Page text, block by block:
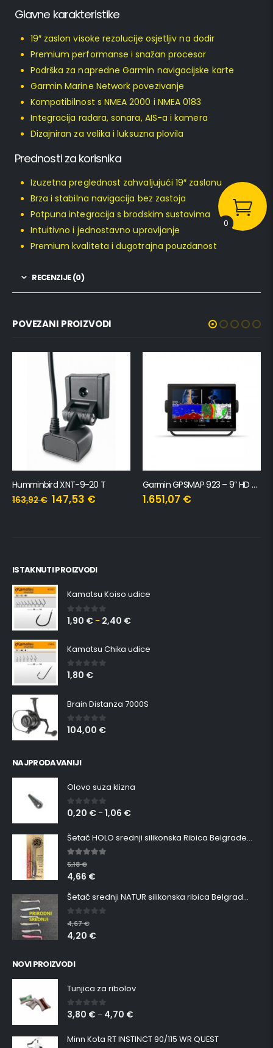
Glavne karakteristike
19″ zaslon visoke rezolucije osjetljiv na dodir
Premium performanse i snažan procesor
Podrška za napredne Garmin navigacijske karte
Garmin Marine Network povezivanje
Kompatibilnost s NMEA 2000 i NMEA 0183
Integracija radara, sonara, AIS-a i kamera
Dizajniran za velika i luksuzna plovila
Prednosti za korisnika
Izuzetna preglednost zahvaljujući 19″ zaslonu
Brza i stabilna navigacija bez zastoja
Potpuna integracija s brodskim sustavima
Intuitivno i jednostavno upravljanje
Premium kvaliteta i dugotrajna pouzdanost
RECENZIJE (0)
POVEZANI PROIZVODI
Humminbird XNT-9-20 T
163,92€ 147,53 €
Garmin GPSMAP 923 – 9” HD GPS ploter
1.651,07 €
ISTAKNUTI PROIZVODI
Kamatsu Koiso udice
0 out of 5
1,90 € – 2,40 €
Kamatsu Chika udice
0 out of 5
1,80 €
Brain Distanza 7000S
0out of 5
104,00 €
NAJPRODAVANIJI
Olovo suza klizna
0 out of 5
0,20 € –1,06 €
Šetač HOLO srednji silikonska Ribica Belgrade Walker
5.00out of 5
5,18€
4,66 €
Šetač srednji NATUR silikonska ribica Belgrade Walker
0 out of 5
4,67€
4,20 €
NOVI PROIZVODI
Tunjica za ribolov
0 out of 5
3,80 € – 4,70 €
Minn Kota RT INSTINCT 90/115 WR QUEST
0